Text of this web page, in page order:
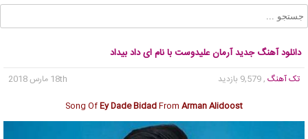
دانلود آهنگ جدید آرمان علیدوست با نام ای داد بیداد
تک آهنگ , 9,579 بازدید
18th مارس 2018
Song OfEy Dade BidadFrom Arman Alidoost